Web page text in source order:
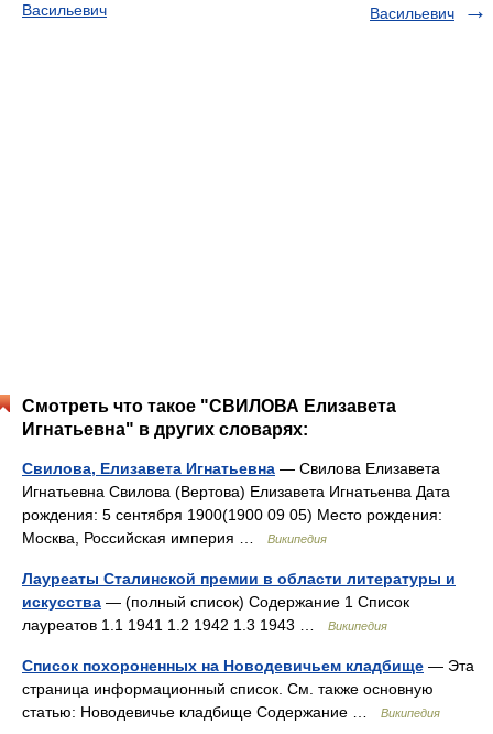
Васильевич
Васильевич
Смотреть что такое "СВИЛОВА Елизавета
Игнатьевна" в других словарях:
Свилова, Елизавета Игнатьевна — Свилова Елизавета
Игнатьевна Свилова (Вертова) Елизавета Игнатьенва Дата
рождения: 5 сентября 1900(1900 09 05) Место рождения:
Москва, Российская империя …
Википедия
Лауреаты Сталинской премии в области литературы и
искусства — (полный список) Содержание 1 Список
лауреатов 1.1 1941 1.2 1942 1.3 1943 …
Википедия
Список похороненных на Новодевичьем кладбище — Эта
страница информационный список. См. также основную
статью: Новодевичье кладбище Содержание …
Википедия